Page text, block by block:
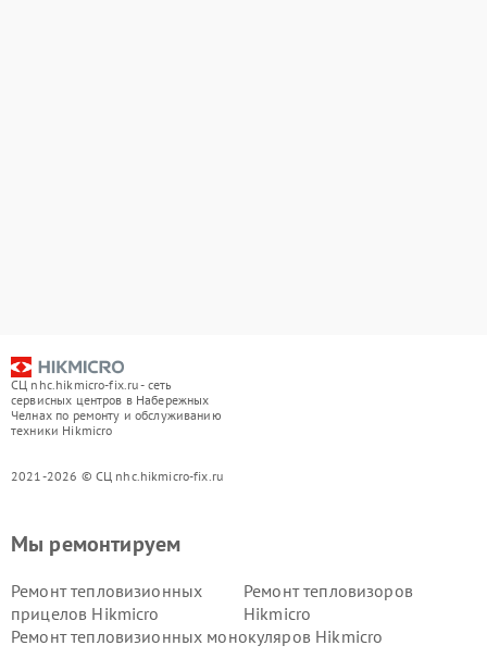
СЦ nhc.hikmicro-fix.ru - сеть
сервисных центров в Набережных
Челнах по ремонту и обслуживанию
техники Hikmicro
2021-2026 © СЦ nhc.hikmicro-fix.ru
Мы ремонтируем
Ремонт тепловизионных
прицелов Hikmicro
Ремонт тепловизоров
Hikmicro
Ремонт тепловизионных монокуляров Hikmicro